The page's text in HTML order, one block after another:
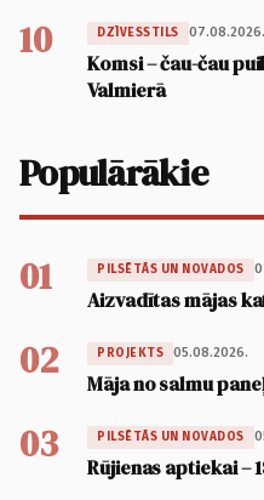
10 DZĪVESSTILS 07.08.2026.
Komsi – čau-čau
Valmierā
Populārākie
01 PILSĒTĀS UN NOVADOS
Aizvadītas mājas
02 PROJEKTS 05.08.2026.
Māja no salmu
03 PILSĒTĀS UN NOVADOS
Rūjienas aptiekai –